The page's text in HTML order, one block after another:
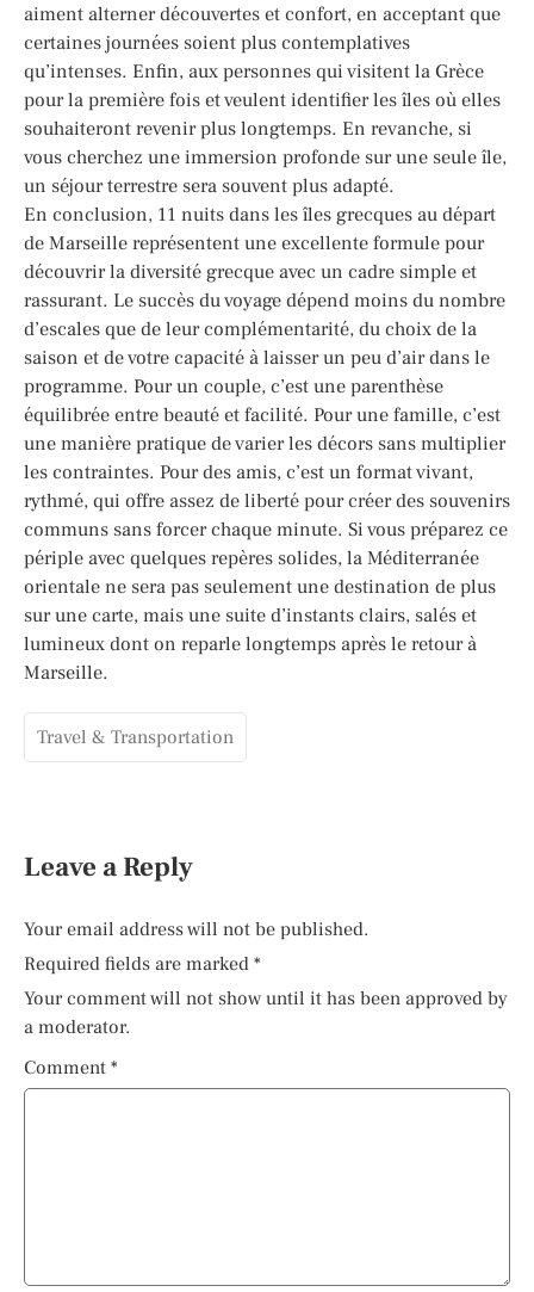
aiment alterner découvertes et confort, en acceptant que
certaines journées soient plus contemplatives
qu’intenses. Enfin, aux personnes qui visitent la Grèce
pour la première fois et veulent identifier les îles où elles
souhaiteront revenir plus longtemps. En revanche, si
vous cherchez une immersion profonde sur une seule île,
un séjour terrestre sera souvent plus adapté.
En conclusion, 11 nuits dans les îles grecques au départ
de Marseille représentent une excellente formule pour
découvrir la diversité grecque avec un cadre simple et
rassurant. Le succès du voyage dépend moins du nombre
d’escales que de leur complémentarité, du choix de la
saison et de votre capacité à laisser un peu d’air dans le
programme. Pour un couple, c’est une parenthèse
équilibrée entre beauté et facilité. Pour une famille, c’est
une manière pratique de varier les décors sans multiplier
les contraintes. Pour des amis, c’est un format vivant,
rythmé, qui offre assez de liberté pour créer des souvenirs
communs sans forcer chaque minute. Si vous préparez ce
périple avec quelques repères solides, la Méditerranée
orientale ne sera pas seulement une destination de plus
sur une carte, mais une suite d’instants clairs, salés et
lumineux dont on reparle longtemps après le retour à
Marseille.
Travel & Transportation
Leave a Reply
Your email address will not be published.
Required fields are marked *
Your comment will not show until it has been approved by
a moderator.
Comment *